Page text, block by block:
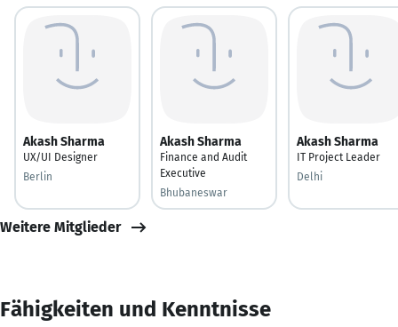
Akash Sharma
UX/UI Designer
Berlin
Akash Sharma
Finance and Audit
Executive
Bhubaneswar
Akash Sharma
IT Project Leader
Delhi
Weitere Mitglieder
Fähigkeiten und Kenntnisse